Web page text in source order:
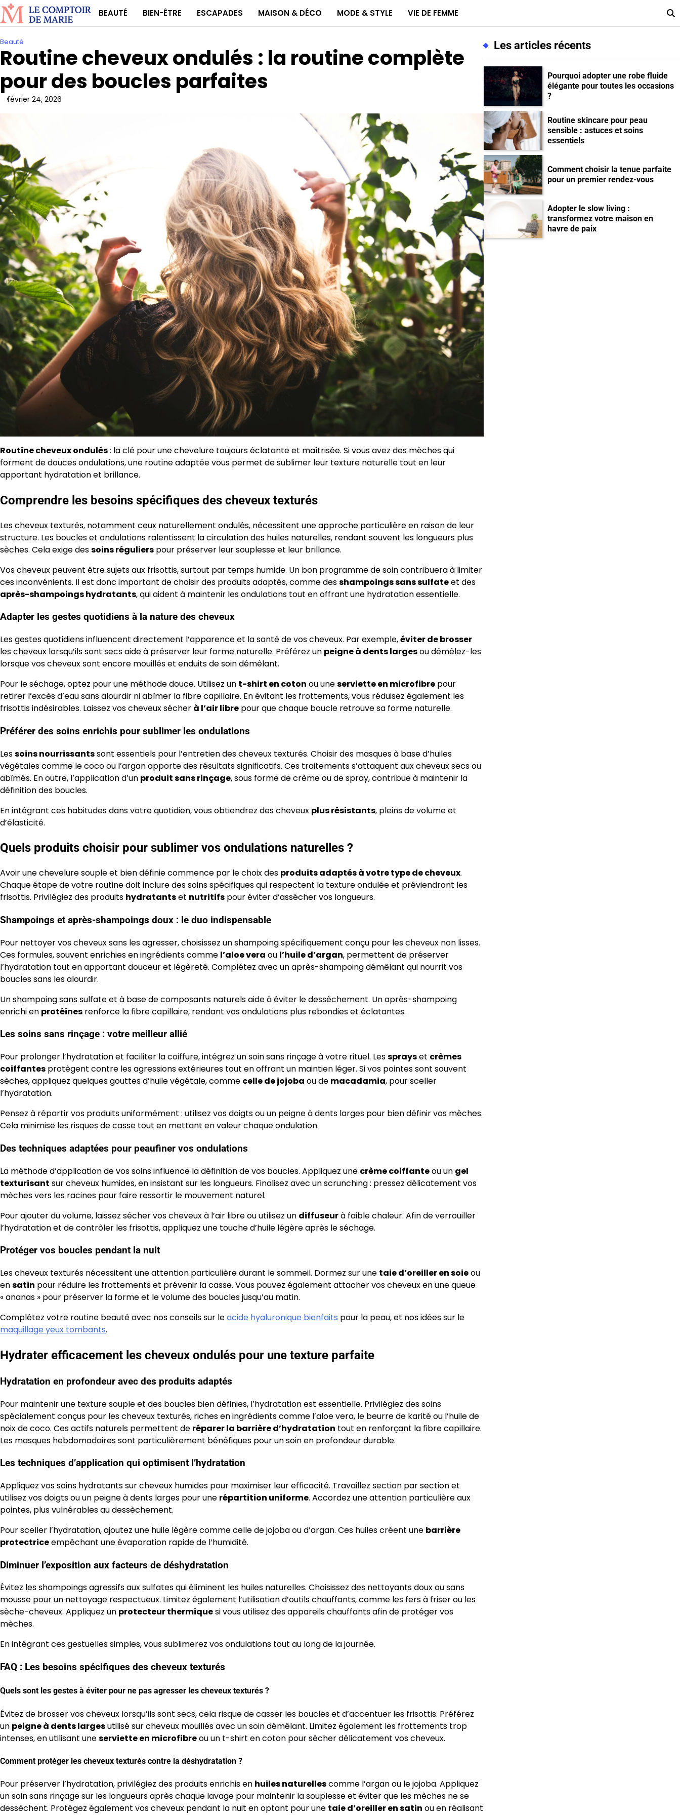
Skip
to
content
BEAUTÉ BIEN-ÊTRE ESCAPADES MAISON & DÉCO MODE & STYLE VIE DE FEMME
Beauté
Routine cheveux ondulés : la routine complète
pour des boucles parfaites
février 24, 2026
Routine cheveux ondulés: la clé pour une chevelure toujours éclatante et maîtrisée. Si vous avez des mèches qui
forment de douces ondulations, une routine adaptée vous permet de sublimer leur texture naturelle tout en leur
apportant hydratation et brillance.
Comprendre les besoins spécifiques des cheveux texturés
Les cheveux texturés, notamment ceux naturellement ondulés, nécessitent une approche particulière en raison de leur
structure. Les boucles et ondulations ralentissent la circulation des huiles naturelles, rendant souvent les longueurs plus
sèches. Cela exige dessoins réguliers pour préserver leur souplesse et leur brillance.
Vos cheveux peuvent être sujets aux frisottis, surtout par temps humide. Un bon programme de soin contribuera à limiter
ces inconvénients. Il est donc important de choisir des produits adaptés, comme desshampoings sans sulfateet des
après-shampoings hydratants, qui aident à maintenir les ondulations tout en offrant une hydratation essentielle.
Adapter les gestes quotidiens à la nature des cheveux
Les gestes quotidiens influencent directement l’apparence et la santé de vos cheveux. Par exemple,éviter de brosser
les cheveux lorsqu’ils sont secs aide à préserver leur forme naturelle. Préférez un peigne à dents largesou démêlez-les
lorsque vos cheveux sont encore mouillés et enduits de soin démêlant.
Pour le séchage, optez pour une méthode douce. Utilisez un t-shirt en coton ou uneserviette en microfibre pour
retirer l’excès d’eau sans alourdir ni abîmer la fibre capillaire. En évitant les frottements, vous réduisez également les
frisottis indésirables. Laissez vos cheveux sécher à l’air libre pour que chaque boucle retrouve sa forme naturelle.
Préférer des soins enrichis pour sublimer les ondulations
Lessoins nourrissantssont essentiels pour l’entretien des cheveux texturés. Choisir des masques à base d’huiles
végétales comme le coco ou l’argan apporte des résultats significatifs. Ces traitements s’attaquent aux cheveux secs ou
abîmés. En outre, l’application d’un produit sans rinçage, sous forme de crème ou de spray, contribue à maintenir la
définition des boucles.
En intégrant ces habitudes dans votre quotidien, vous obtiendrez des cheveux plus résistants, pleins de volume et
d’élasticité.
Quels produits choisir pour sublimer vos ondulations naturelles ?
Avoir une chevelure souple et bien définie commence par le choix des produits adaptés à votre type de cheveux.
Chaque étape de votre routine doit inclure des soins spécifiques qui respectent la texture ondulée et préviendront les
frisottis. Privilégiez des produits hydratantset nutritifs pour éviter d’assécher vos longueurs.
Shampoings et après-shampoings doux : le duo indispensable
Pour nettoyer vos cheveux sans les agresser, choisissez un shampoing spécifiquement conçu pour les cheveux non lisses.
Ces formules, souvent enrichies en ingrédients comme l’aloe vera ou l’huile d’argan, permettent de préserver
l’hydratation tout en apportant douceur et légèreté. Complétez avec un après-shampoing démêlant qui nourrit vos
boucles sans les alourdir.
Un shampoing sans sulfate et à base de composants naturels aide à éviter le dessèchement. Un après-shampoing
enrichi en protéines renforce la fibre capillaire, rendant vos ondulations plus rebondies et éclatantes.
Les soins sans rinçage : votre meilleur allié
Pour prolonger l’hydratation et faciliter la coiffure, intégrez un soin sans rinçage à votre rituel. Lessprayset crèmes
coiffantes protègent contre les agressions extérieures tout en offrant un maintien léger. Si vos pointes sont souvent
sèches, appliquez quelques gouttes d’huile végétale, comme celle de jojoba ou de macadamia, pour sceller
l’hydratation.
Pensez à répartir vos produits uniformément : utilisez vos doigts ou un peigne à dents larges pour bien définir vos mèches.
Cela minimise les risques de casse tout en mettant en valeur chaque ondulation.
Des techniques adaptées pour peaufiner vos ondulations
La méthode d’application de vos soins influence la définition de vos boucles. Appliquez une crème coiffanteou un gel
texturisant sur cheveux humides, en insistant sur les longueurs. Finalisez avec un scrunching : pressez délicatement vos
mèches vers les racines pour faire ressortir le mouvement naturel.
Pour ajouter du volume, laissez sécher vos cheveux à l’air libre ou utilisez un diffuseurà faible chaleur. Afin de verrouiller
l’hydratation et de contrôler les frisottis, appliquez une touche d’huile légère après le séchage.
Protéger vos boucles pendant la nuit
Les cheveux texturés nécessitent une attention particulière durant le sommeil. Dormez sur une taie d’oreiller en soieou
ensatin pour réduire les frottements et prévenir la casse. Vous pouvez également attacher vos cheveux en une queue
« ananas » pour préserver la forme et le volume des boucles jusqu’au matin.
Complétez votre routine beauté avec nos conseils sur leacide hyaluronique bienfaits pour la peau, et nos idées sur le
maquillage yeux tombants.
Hydrater efficacement les cheveux ondulés pour une texture parfaite
Hydratation en profondeur avec des produits adaptés
Pour maintenir une texture souple et des boucles bien définies, l’hydratation est essentielle. Privilégiez des soins
spécialement conçus pour les cheveux texturés, riches en ingrédients comme l’aloe vera, le beurre de karité ou l’huile de
noix de coco. Ces actifs naturels permettent de réparer la barrière d’hydratation tout en renforçant la fibre capillaire.
Les masques hebdomadaires sont particulièrement bénéfiques pour un soin en profondeur durable.
Les techniques d’application qui optimisent l’hydratation
Appliquez vos soins hydratants sur cheveux humides pour maximiser leur efficacité. Travaillez section par section et
utilisez vos doigts ou un peigne à dents larges pour une répartition uniforme. Accordez une attention particulière aux
pointes, plus vulnérables au dessèchement.
Pour sceller l’hydratation, ajoutez une huile légère comme celle de jojoba ou d’argan. Ces huiles créent une barrière
protectriceempêchant une évaporation rapide de l’humidité.
Diminuer l’exposition aux facteurs de déshydratation
Évitez les shampoings agressifs aux sulfates qui éliminent les huiles naturelles. Choisissez des nettoyants doux ou sans
mousse pour un nettoyage respectueux. Limitez également l’utilisation d’outils chauffants, comme les fers à friser ou les
sèche-cheveux. Appliquez un protecteur thermiquesi vous utilisez des appareils chauffants afin de protéger vos
mèches.
En intégrant ces gestuelles simples, vous sublimerez vos ondulations tout au long de la journée.
FAQ : Les besoins spécifiques des cheveux texturés
Quels sont les gestes à éviter pour ne pas agresser les cheveux texturés ?
Évitez de brosser vos cheveux lorsqu’ils sont secs, cela risque de casser les boucles et d’accentuer les frisottis. Préférez
un peigne à dents largesutilisé sur cheveux mouillés avec un soin démêlant. Limitez également les frottements trop
intenses, en utilisant uneserviette en microfibreou un t-shirt en coton pour sécher délicatement vos cheveux.
Comment protéger les cheveux texturés contre la déshydratation ?
Pour préserver l’hydratation, privilégiez des produits enrichis en huiles naturellescomme l’argan ou le jojoba. Appliquez
un soin sans rinçage sur les longueurs après chaque lavage pour maintenir la souplesse et éviter que les mèches ne se
dessèchent. Protégez également vos cheveux pendant la nuit en optant pour une taie d’oreiller en satin ou en réalisant
Les articles récents
Pourquoi adopter une robe fluide
élégante pour toutes les occasions
?
Routine skincare pour peau
sensible : astuces et soins
essentiels
Comment choisir la tenue parfaite
pour un premier rendez-vous
Adopter le slow living :
transformez votre maison en
havre de paix